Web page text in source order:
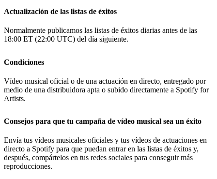
Actualización de las listas de éxitos
Normalmente publicamos las listas de éxitos diarias antes de las
18:00 ET (22:00 UTC) del día siguiente.
Condiciones
Vídeo musical oficial o de una actuación en directo, entregado por
medio de una distribuidora apta o subido directamente a Spotify for
Artists.
Consejos para que tu campaña de vídeo musical sea un éxito
Envía tus vídeos musicales oficiales y tus vídeos de actuaciones en
directo a Spotify para que puedan entrar en las listas de éxitos y,
después, compártelos en tus redes sociales para conseguir más
reproducciones.